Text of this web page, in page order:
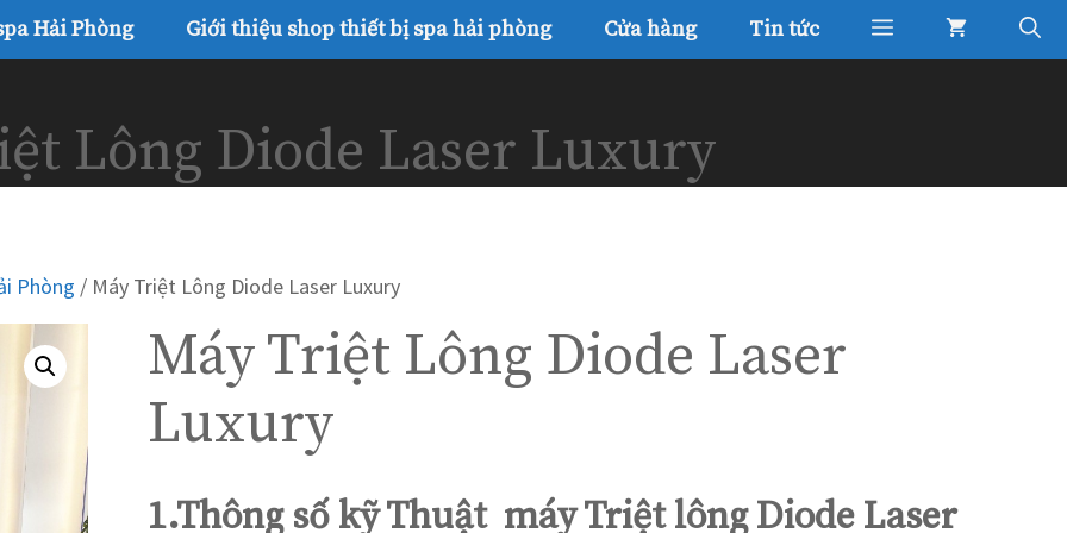
Hải Phòng Giới thiệu shop thiết bị spa hải phòng Cửa hàng Tin tức
Lông Diode Laser Luxury
Phòng / Máy Triệt Lông Diode Laser Luxury
Máy Triệt Lông Diode Laser
Luxury
1.Thông số kỹ Thuật máy Triệt lông Diode Laser